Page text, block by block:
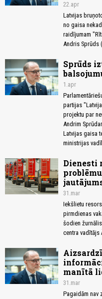
22.apr
Latvijas
no gaisa
raidījumam
Andris Sprūds
Sprūds
1.apr
partijas
projektu par
Andrim
Latvijas gaisa
ministrijas
Dienesti
31.mar
Iekšlietu
pirmdienas
šodien
centra vadītājs
manītā
31.mar
Pagaidām nav